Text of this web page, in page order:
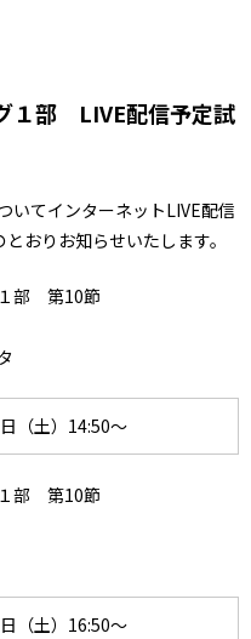
１部 LIVE配信予定試
いてインターネットLIVE配信
おりお知らせいたします。
部 第10節
（土）14:50～
部 第10節
（土）16:50～